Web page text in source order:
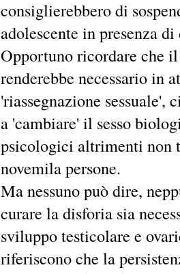
consiglierebbero di
adolescente in presenza
Opportuno ricordare che
renderebbe necessario in
'riassegnazione
a 'cambiare' il sesso
psicologici altrimenti non
novemila persone.
Ma nessuno può dire,
curare la disforia sia
sviluppo testicolare e
riferiscono che la